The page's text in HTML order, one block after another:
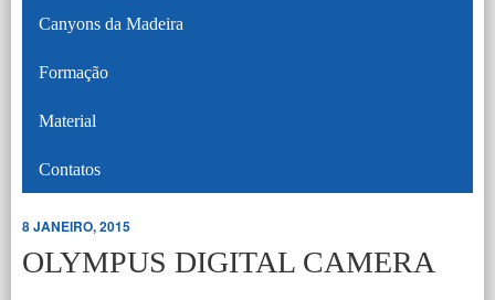
Canyons da Madeira
Formação
Material
Contatos
8 JANEIRO, 2015
OLYMPUS DIGITAL CAMERA